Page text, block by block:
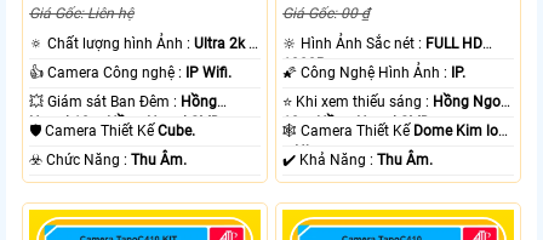
Giá Gốc: Liên hệ
🔅 Chất lượng hình Ảnh :Ultra 2k +
.
👍 Camera Công nghệ :
IP Wifi.
💥 Giám sát Ban Đêm : Hồng
Ngoại 10m Hồng Ngoại SMD.
🛡 Camera Thiết KếCube.
️☣️ Chức Năng :Thu Âm.
Giá Gốc: 00 ₫
🔆 Hình Ảnh Sắc nét : FULL HD
1080P .
🌠 Công Nghệ Hình Ảnh :
IP.
⭐ Khi xem thiếu sáng : Hồng Ngoại
10m Hồng Ngoại SMD.
🕸️ Camera Thiết Kế Dome Kim loại
+ Nhựa.
️✔️ Khả Năng :Thu Âm.